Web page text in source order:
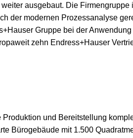
ausgebaut. Die Firmengruppe
der modernen Prozessanalyse
Gruppe bei der
zehn Endress+Hauser
und Bereitstellung
Bürogebäude mit 1.500